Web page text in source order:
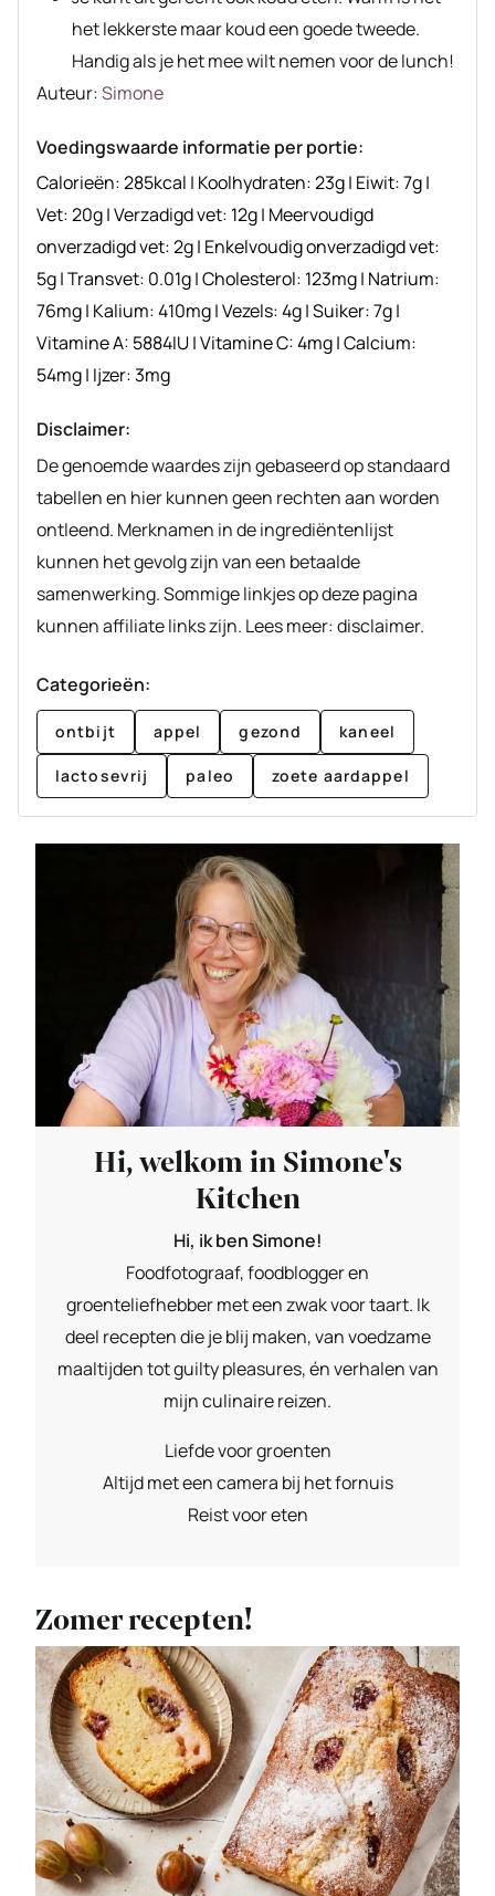
het lekkerste maar koud een goede tweede.
Handig als je het mee wilt nemen voor de lunch!
Auteur
Auteur:Simone
Voedingswaarde informatie per portie:
Calorieën:285kcal | Koolhydraten:23g| Eiwit:7g|
Vet:20g|Verzadigd vet: 12g| Meervoudigd
onverzadigd vet:2g| Enkelvoudig onverzadigd vet:
5g|Transvet: 0.01g|Cholesterol: 123mg| Natrium:
76mg| Kalium:410mg|Vezels:4g|Suiker:7g|
Vitamine A: 5884IU|Vitamine C:4mg|Calcium:
54mg| Ijzer:3mg
Disclaimer:
De genoemde waardes zijn gebaseerd op standaard
tabellen en hier kunnen geen rechten aan worden
ontleend. Merknamen in de ingrediëntenlijst
kunnen het gevolg zijn van een betaalde
samenwerking. Sommige linkjes op deze pagina
kunnen affiliate links zijn. Lees meer: disclaimer.
Categorieën:
ontbijt appel gezond kaneel
lactosevrij paleo zoete aardappel
Hi, welkom in Simone's
Kitchen
Hi, ik ben Simone!
Foodfotograaf, foodblogger en
groenteliefhebber met een zwak voor taart. Ik
deel recepten die je blij maken, van voedzame
maaltijden tot guilty pleasures, én verhalen van
mijn culinaire reizen.
Liefde voor groenten
Altijd met een camera bij het fornuis
Reist voor eten
Zomer recepten!